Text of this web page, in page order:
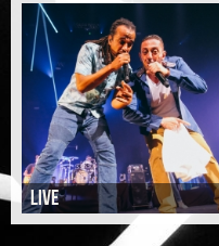
Live